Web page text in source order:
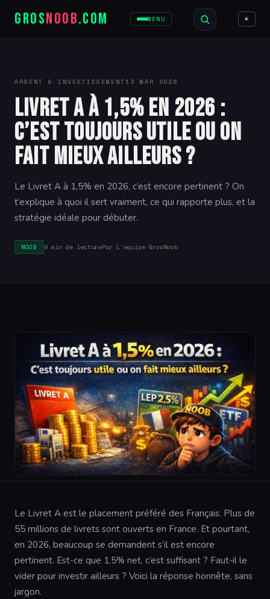
GROSNOOB.COM MENU ☀
ARGENT & INVESTISSEMENT 13 MAR 2026
Livret A à 1,5% en 2026 :
c’est toujours utile ou on
fait mieux ailleurs ?
Le Livret A à 1,5% en 2026, c’est encore pertinent ? On
t’explique à quoi il sert vraiment, ce qui rapporte plus, et la
stratégie idéale pour débuter.
NOOB 9 min de lecturePar L'équipe GrosNoob
Le Livret A est le placement préféré des Français. Plus de
55 millions de livrets sont ouverts en France. Et pourtant,
en 2026, beaucoup se demandent s’il est encore
pertinent. Est-ce que 1,5% net, c’est suffisant ? Faut-il le
vider pour investir ailleurs ? Voici la réponse honnête, sans
jargon.